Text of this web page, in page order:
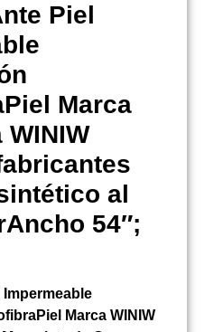
Piel
Marca
al
54″;
Marca WINIW